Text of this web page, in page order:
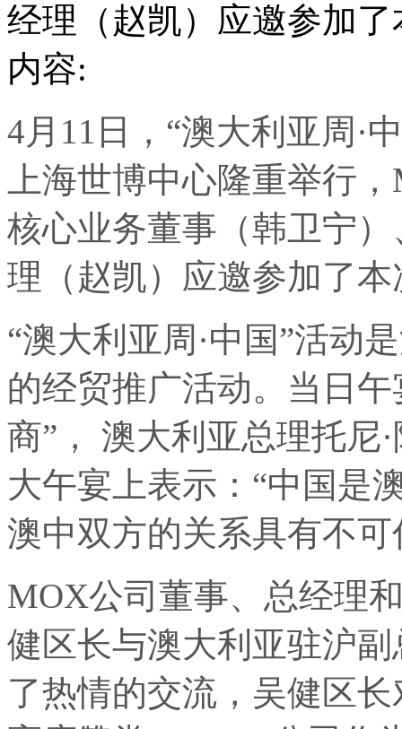
经理（赵凯）应邀参加
内容:
4月11日，“澳大利亚周 ·
上海世博中心隆重举行
核心业务董事（韩卫宁
理（赵凯）应邀参加了
“澳大利亚周 ·中国”活动
的经贸推广活动。当日
商”， 澳大利亚总理托尼·
大午宴上表示：“中国是
澳中双方的关系具有不
MOX公司董事、总经理
健区长与澳大利亚驻沪
了热情的交流，吴健区